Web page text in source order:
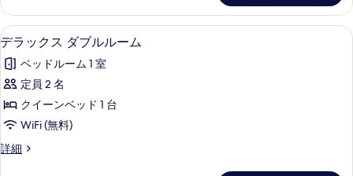
す
べ
て
の
写
真
表
ー
ム
(Charme
Matterhorn
view)
詳
細
デ
ラ
ッ
ク
ス
ダ
ブ
デラックス ダブルルーム | 高級寝具
5
デラックス ダブルルーム
ベッドルーム 1 室
定員 2 名
クイーンベッド 1 台
WiFi (無料)
詳細
デ